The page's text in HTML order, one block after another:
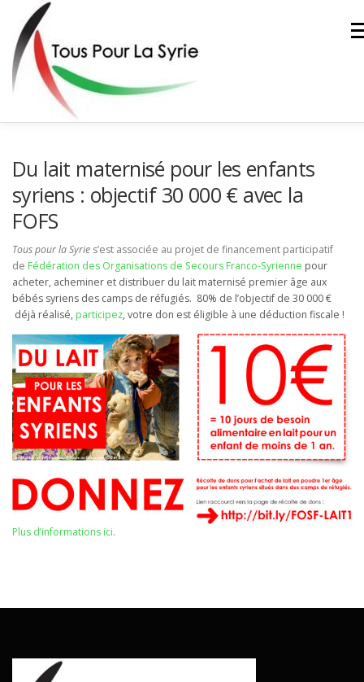
contenu
CONTACT
Du lait maternisé pour les enfants
syriens : objectif 30 000 € avec la
FOFS
Tous pour la Syrie s’est associée au projet de financement participatif
de Fédération des Organisations de Secours Franco-Syrienne pour
acheter, acheminer et distribuer du lait maternisé premier âge aux
bébés syriens des camps de réfugiés. 80% de l’objectif de 30 000 €
déjà réalisé, participez, votre don est éligible à une déduction fiscale !
Plus d’informations ici.